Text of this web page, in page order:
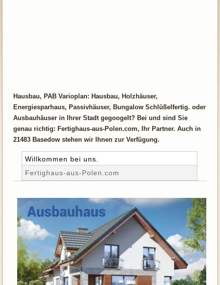
Hausbau, PAB Varioplan: Hausbau, Holzhäuser,
Energiesparhaus, Passivhäuser, Bungalow Schlüßelfertig. oder
Ausbauhäuser in Ihrer Stadt gegoogelt? Bei und sind Sie
genau richtig: Fertighaus-aus-Polen.com, Ihr Partner. Auch in
21483 Basedow stehen wir Ihnen zur Verfügung.
Willkommen bei uns.
Fertighaus-aus-Polen.com